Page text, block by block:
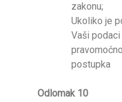
zakonu;
Ukoliko je
Vaši
postupka
Odlomak 10